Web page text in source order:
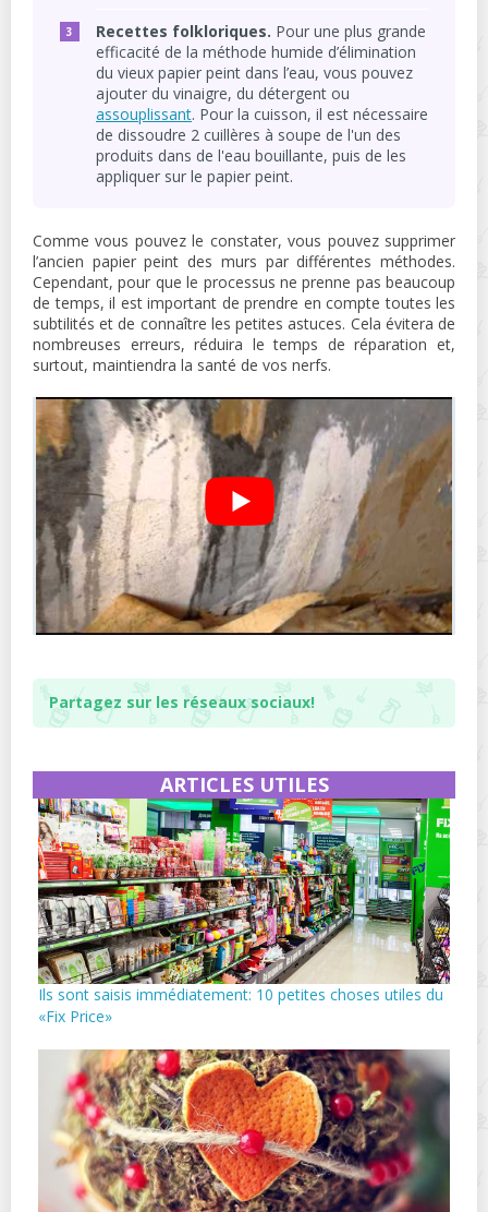
Recettes folkloriques. Pour une plus grande
efficacité de la méthode humide d’élimination
du vieux papier peint dans l’eau, vous pouvez
ajouter du vinaigre, du détergent ou
assouplissant. Pour la cuisson, il est nécessaire
de dissoudre 2 cuillères à soupe de l'un des
produits dans de l'eau bouillante, puis de les
appliquer sur le papier peint.
Comme vous pouvez le constater, vous pouvez supprimer
l’ancien papier peint des murs par différentes méthodes.
Cependant, pour que le processus ne prenne pas beaucoup
de temps, il est important de prendre en compte toutes les
subtilités et de connaître les petites astuces. Cela évitera de
nombreuses erreurs, réduira le temps de réparation et,
surtout, maintiendra la santé de vos nerfs.
Partagez sur les réseaux sociaux!
ARTICLES UTILES
Ils sont saisis immédiatement: 10 petites choses utiles du
«Fix Price»